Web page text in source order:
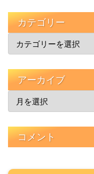
カテゴリー
アーカイブ
コメント